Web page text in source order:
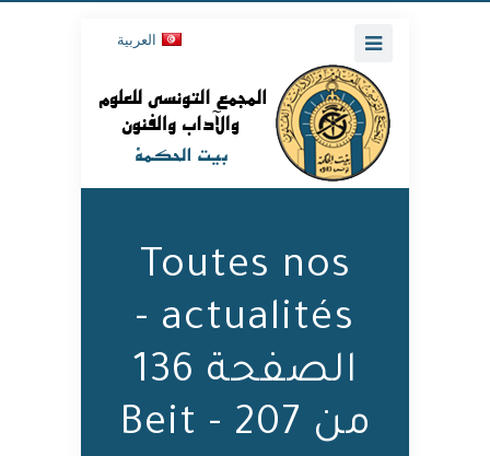
العربية
Toutes nos
actualités -
الصفحة 136
من 207 - Beit